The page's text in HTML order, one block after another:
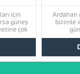
için
güneş
çok
güneş
görmek
atınız.
olmak
Ardahan
bizimle
için lütfen